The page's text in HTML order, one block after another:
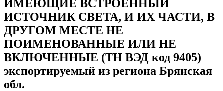
ИМЕЮЩИЕ ВСТРОЕННЫЙ
ИСТОЧНИК СВЕТА, И ИХ ЧАСТИ, В
ДРУГОМ МЕСТЕ НЕ
ПОИМЕНОВАННЫЕ ИЛИ НЕ
ВКЛЮЧЕННЫЕ (ТН ВЭД код 9405)
экспортируемый из региона Брянская
обл.